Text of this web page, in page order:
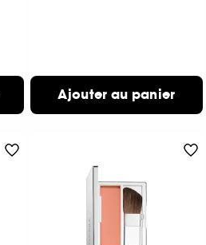
Ajouter au panier